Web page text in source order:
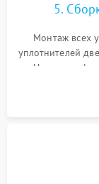
5.
Монтаж всех
уплотнителей
Надежная
сборка